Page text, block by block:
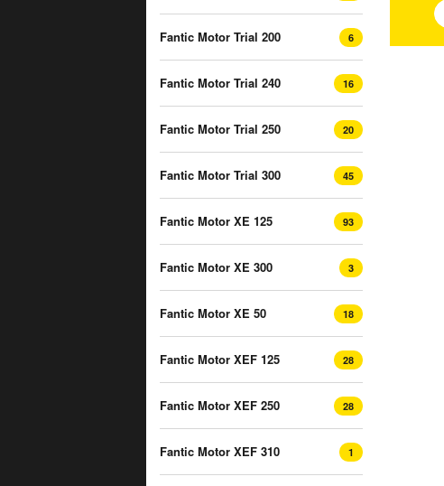
Fantic Motor Trial 200 6
Fantic Motor Trial 240 16
Fantic Motor Trial 250 20
Fantic Motor Trial 300 45
Fantic Motor XE 125 93
Fantic Motor XE 300 3
Fantic Motor XE 50 18
Fantic Motor XEF 125 28
Fantic Motor XEF 250 28
Fantic Motor XEF 310 1